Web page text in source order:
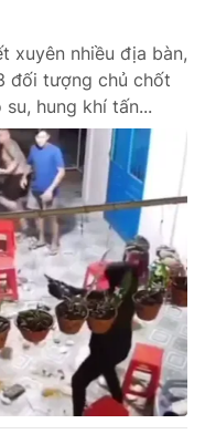
xuyên nhiều địa bàn,
đối tượng chủ chốt
hung khí tấn...